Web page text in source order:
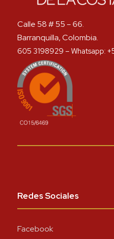
Calle 58 # 55 – 66.
Barranquilla, Colombia.
605 3198929 – Whatsapp:
Redes Sociales
Facebook